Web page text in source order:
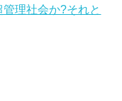
理社会か?それと